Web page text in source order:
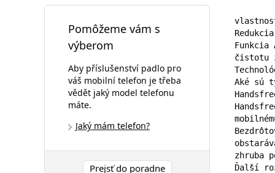
Pomôžeme vám s
výberom
Aby příslušenství padlo pro
váš mobilní telefon je třeba
vědět jaký model telefonu
máte.
Jaký mám telefon?
Prejsť do poradne
čistotu
Aké sú
zhruba
Ďalší